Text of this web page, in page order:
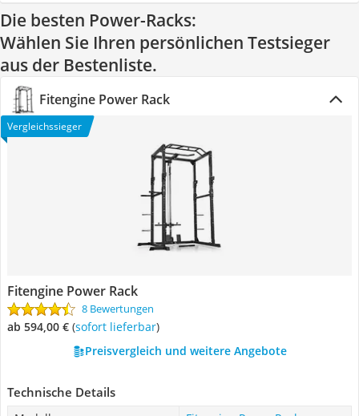
Die besten Power-Racks:
Wählen Sie Ihren persönlichen Testsieger
aus der Bestenliste.
Fitengine Power Rack
Vergleichssieger
Fitengine Power Rack
8 Bewertungen
ab 594,00 € ( Sofort lieferbar)
Preisvergleich und weitere Angebote
Technische Details